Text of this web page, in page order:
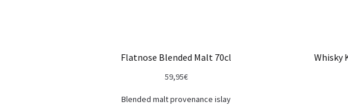
Flatnose Blended Malt 70cl
59,95€
Blended malt provenance islay
Whisky